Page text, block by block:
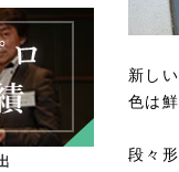
新し
色は
段々